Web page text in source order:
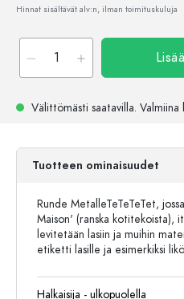
Hinnat sisältävät alv:n, ilman toimituskuluja
Välittömästi saatavilla. Valmiina
Tuotteen ominaisuudet
Runde MetalleTeTeTeTet,
Maison' (ranska kotitekoista),
levitetään lasiin ja muihin
etiketti lasille ja esimerkiksi
Halkaisija - ulkopuolella